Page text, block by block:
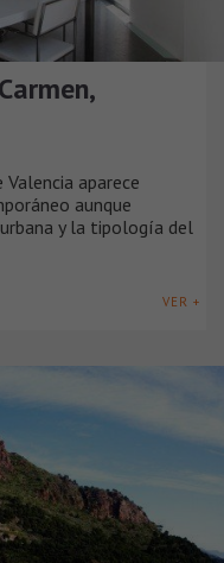
aparece
aunque
y la tipología del
VER +